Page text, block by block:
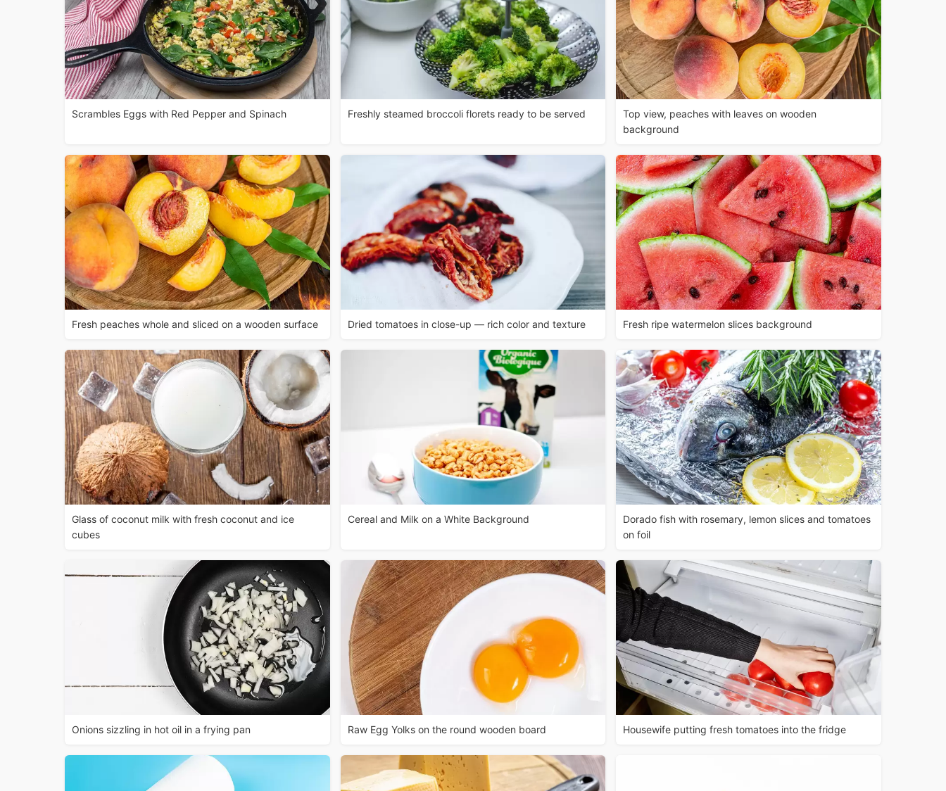
Scrambles Eggs with Red Pepper and Spinach Freshly steamed broccoli florets ready to be served
Top view, peaches with leaves on wooden
background
Fresh peaches whole and sliced on a wooden surface Dried tomatoes in close-up — rich color and texture Fresh ripe watermelon slices background
Glass of coconut milk with fresh coconut and ice
cubes
Cereal and Milk on a White Background
Dorado fish with rosemary, lemon slices and tomatoes
on foil
Onions sizzling in hot oil in a frying pan Raw Egg Yolks on the round wooden board Housewife putting fresh tomatoes into the fridge